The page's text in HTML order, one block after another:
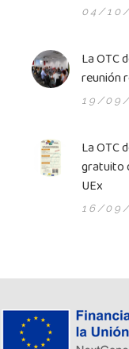
04/
La OTC
reunión
19/
La OTC
gratuito
UEx
16/